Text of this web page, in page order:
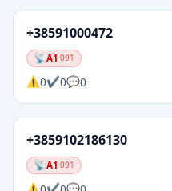
+38591000472
A1 091
0 0 0
+3859102186130
A1 091